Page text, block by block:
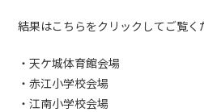
結果はこちらをクリックしてご覧く
・天ケ城体育館会場
・赤江小学校会場
・江南小学校会場